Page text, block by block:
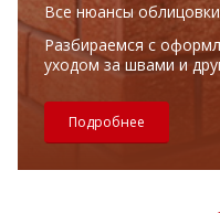
Все нюансы
Разбираемся с
уходом за швами и
Подробнее